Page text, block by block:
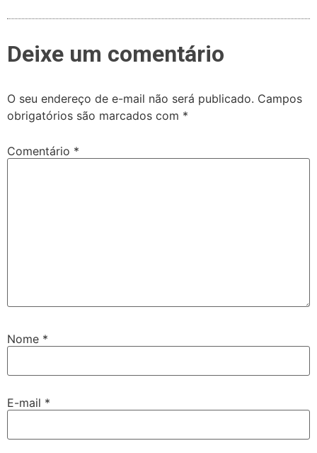
Deixe um comentário
O seu endereço de e-mail não será publicado. Campos
obrigatórios são marcados com *
Comentário *
Nome *
E-mail *